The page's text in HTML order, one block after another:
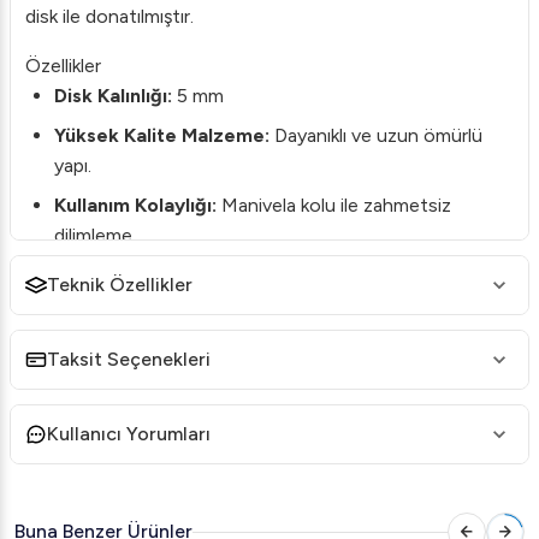
disk ile donatılmıştır.
Özellikler
Disk Kalınlığı: 5 mm
Yüksek Kalite Malzeme: Dayanıklı ve uzun ömürlü
yapı.
Kullanım Kolaylığı: Manivela kolu ile zahmetsiz
dilimleme.
Güvenli Tasarım:
Neden Cancan 1313-1?
Ev ve işyeri mutfakları için ideal olan bu manuel peynir
sunar. Ergonomik tasarımı sayesinde her kullanımda
Teknik Özellikler
Taksit Seçenekleri
Kullanıcı Yorumları
Buna Benzer Ürünler